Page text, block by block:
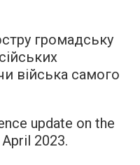
громадську
війська самого
update on the
2023.